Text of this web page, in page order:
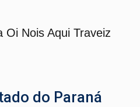
do Paraná